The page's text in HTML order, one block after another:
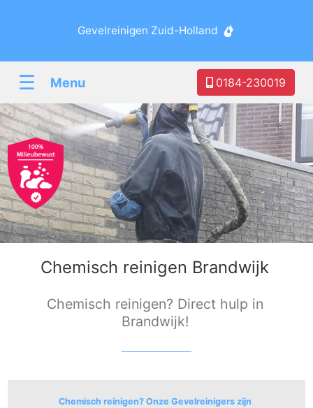
Gevelreinigen Zuid-Holland
☰ Menu 0184-230019
Chemisch reinigen Brandwijk
Chemisch reinigen? Direct hulp in
Brandwijk!
Chemisch reinigen? Onze Gevelreinigers zijn